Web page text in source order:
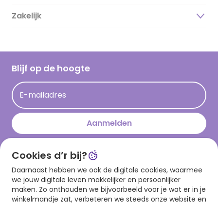
Duurzaamheid
Hallmark Kaartclub
Acties
Persberichten
Hallmark en Kinderpostzegels
Magazine
Cadeau inspiratie
Kaartinspiratie
Zakelijk
Blijf op de hoogte
E-mailadres
Aanmelden
Download onze app
Cookies d’r bij?
Daarnaast hebben we ook de digitale cookies, waarmee
we jouw digitale leven makkelijker en persoonlijker
maken. Zo onthouden we bijvoorbeeld voor je wat er in je
winkelmandje zat, verbeteren we steeds onze website en